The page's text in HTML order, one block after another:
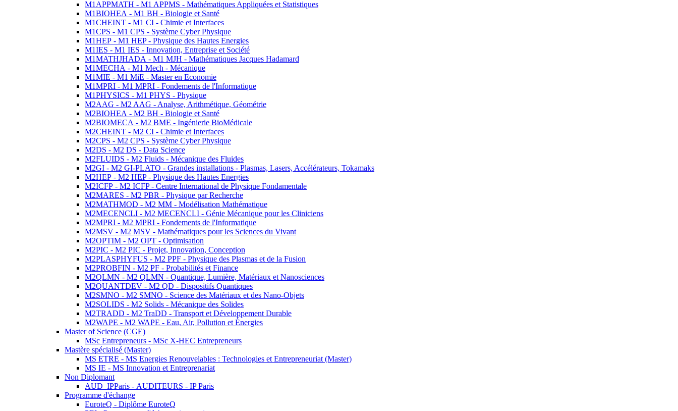
M1APPMATH - M1 APPMS - Mathématiques Appliquées et Statistiques
M1BIOHEA - M1 BH - Biologie et Santé
M1CHEINT - M1 CI - Chimie et Interfaces
M1CPS - M1 CPS - Système Cyber Physique
M1HEP - M1 HEP - Physique des Hautes Energies
M1IES - M1 IES - Innovation, Entreprise et Société
M1MATHJHADA - M1 MJH - Mathématiques Jacques Hadamard
M1MECHA - M1 Mech - Mécanique
M1MIE - M1 MiE - Master en Economie
M1MPRI - M1 MPRI - Fondements de l'Informatique
M1PHYSICS - M1 PHYS - Physique
M2AAG - M2 AAG - Analyse, Arithmétique, Géométrie
M2BIOHEA - M2 BH - Biologie et Santé
M2BIOMECA - M2 BME - Ingénierie BioMédicale
M2CHEINT - M2 CI - Chimie et Interfaces
M2CPS - M2 CPS - Système Cyber Physique
M2DS - M2 DS - Data Science
M2FLUIDS - M2 Fluids - Mécanique des Fluides
M2GI - M2 GI-PLATO - Grandes installations - Plasmas, Lasers, Accélérateurs, Tokamaks
M2HEP - M2 HEP - Physique des Hautes Energies
M2ICFP - M2 ICFP - Centre International de Physique Fondamentale
M2MARES - M2 PBR - Physique par Recherche
M2MATHMOD - M2 MM - Modélisation Mathématique
M2MECENCLI - M2 MECENCLI - Génie Mécanique pour les Cliniciens
M2MPRI - M2 MPRI - Fondements de l'Informatique
M2MSV - M2 MSV - Mathématiques pour les Sciences du Vivant
M2OPTIM - M2 OPT - Optimisation
M2PIC - M2 PIC - Projet, Innovation, Conception
M2PLASPHYFUS - M2 PPF - Physique des Plasmas et de la Fusion
M2PROBFIN - M2 PF - Probabilités et Finance
M2QLMN - M2 QLMN - Quantique, Lumière, Matériaux et Nanosciences
M2QUANTDEV - M2 QD - Dispositifs Quantiques
M2SMNO - M2 SMNO - Science des Matériaux et des Nano-Objets
M2SOLIDS - M2 Solids - Mécanique des Solides
M2TRADD - M2 TraDD - Transport et Développement Durable
M2WAPE - M2 WAPE - Eau, Air, Pollution et Énergies
Master of Science (CGE)
MSc Entrepreneurs - MSc X-HEC Entrepreneurs
Mastère spécialisé (Master)
MS ETRE - MS Energies Renouvelables : Technologies et Entrepreneuriat (Master)
MS IE - MS Innovation et Entreprenariat
Non Diplomant
AUD_IPParis - AUDITEURS - IP Paris
Programme d'échange
EuroteQ - Diplôme EuroteQ